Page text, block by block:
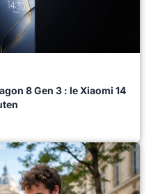
8 Gen 3 : le Xiaomi 14